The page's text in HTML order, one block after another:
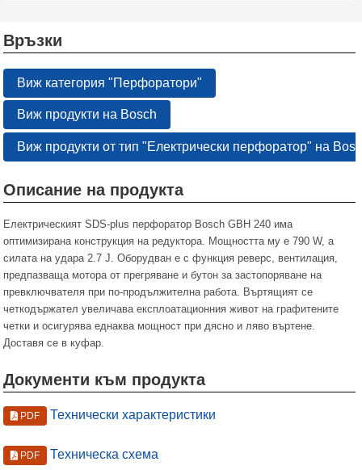
Връзки
Виж категория "Перфоратори"
Виж продукти на Bosch
Виж продукти от тип "Електрически перфоратор" на
Описание на продукта
Електрическият SDS-plus перфоратор Bosch GBH 240 има
оптимизирана конструкция на редуктора. Мощността му е 790 W, а
силата на удара 2.7 J. Оборудван е с функция реверс, вентилация,
предпазваща мотора от прегряване и бутон за застопоряване на
превключвателя при по-продължителна работа. Въртящият се
четкодържател увеличава експлоатационния живот на графитените
четки и осигурява еднаква мощност при дясно и ляво въртене.
Доставя се в куфар.
Документи към продукта
PDF Технически характеристики
PDF Техническа схема